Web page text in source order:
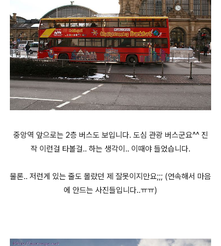
중앙역 앞으로는 2층 버스도 보입니다. 도심 관광 버스군요^^ 진
작 이런걸 타볼걸.. 하는 생각이.. 이때야 들었습니다.
물론.. 저런게 있는 줄도 몰랐던 제 잘못이지만요;;; (연속해서 마음
에 안드는 사진들입니다..ㅠㅠ)